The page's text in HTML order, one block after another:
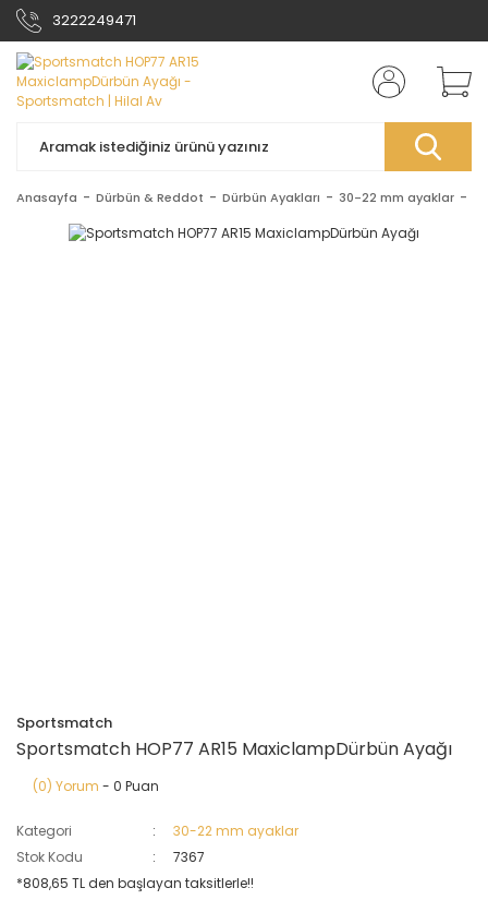
3222249471
Anasayfa Dürbün & Reddot Dürbün Ayakları 30-22 mm ayaklar
Sportsmatch
Sportsmatch HOP77 AR15 MaxiclampDürbün Ayağı
(0) Yorum - 0 Puan
Kategori
30-22 mm ayaklar
Stok Kodu
7367
*808,65 TL den başlayan taksitlerle!!